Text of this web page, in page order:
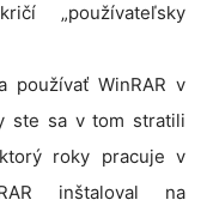
„používateľsky
používať WinRAR v
ste sa v tom stratili
roky pracuje v
inštaloval na